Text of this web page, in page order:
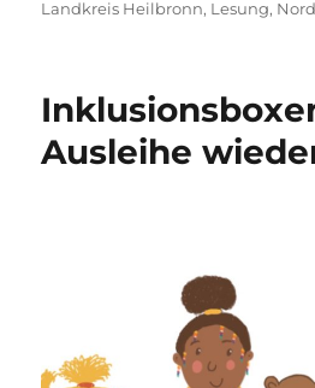
Landkreis Heilbronn, Lesung,
Ausleihe